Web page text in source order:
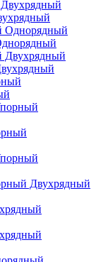
Двухрядный